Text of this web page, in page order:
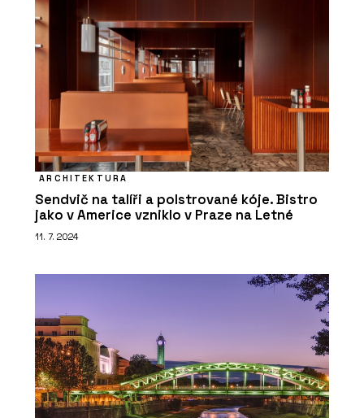
ARCHITEKTURA
Sendvič na talíři a polstrované kóje. Bistro
jako v Americe vzniklo v Praze na Letné
11. 7. 2024